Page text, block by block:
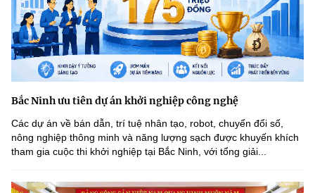
Bắc Ninh ưu tiên dự án khởi nghiệp công nghệ
Các dự án về bán dẫn, trí tuệ nhân tạo, robot, chuyển đổi số,
nông nghiệp thông minh và năng lượng sạch được khuyến khích
tham gia cuộc thi khởi nghiệp tại Bắc Ninh, với tổng giải...